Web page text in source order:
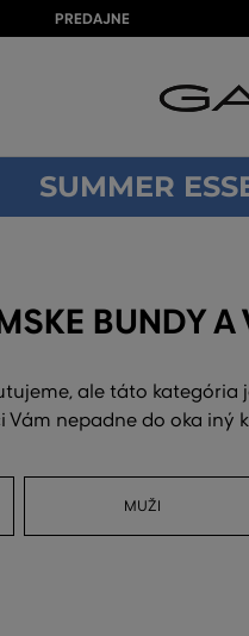
PREDAJNE
SUMMER
BUNDY A
ale táto
nepadne do oka
MUŽI